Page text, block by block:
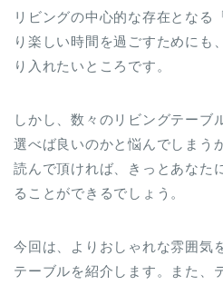
リビングの中心的な存在となる
り楽しい時間を過ごすためにも
り入れたいところです。
しかし、数々のリビングテーブ
選べば良いのかと悩んでしまう
読んで頂ければ、きっとあなた
ることができるでしょう。
今回は、よりおしゃれな雰囲気
テーブルを紹介します。また、